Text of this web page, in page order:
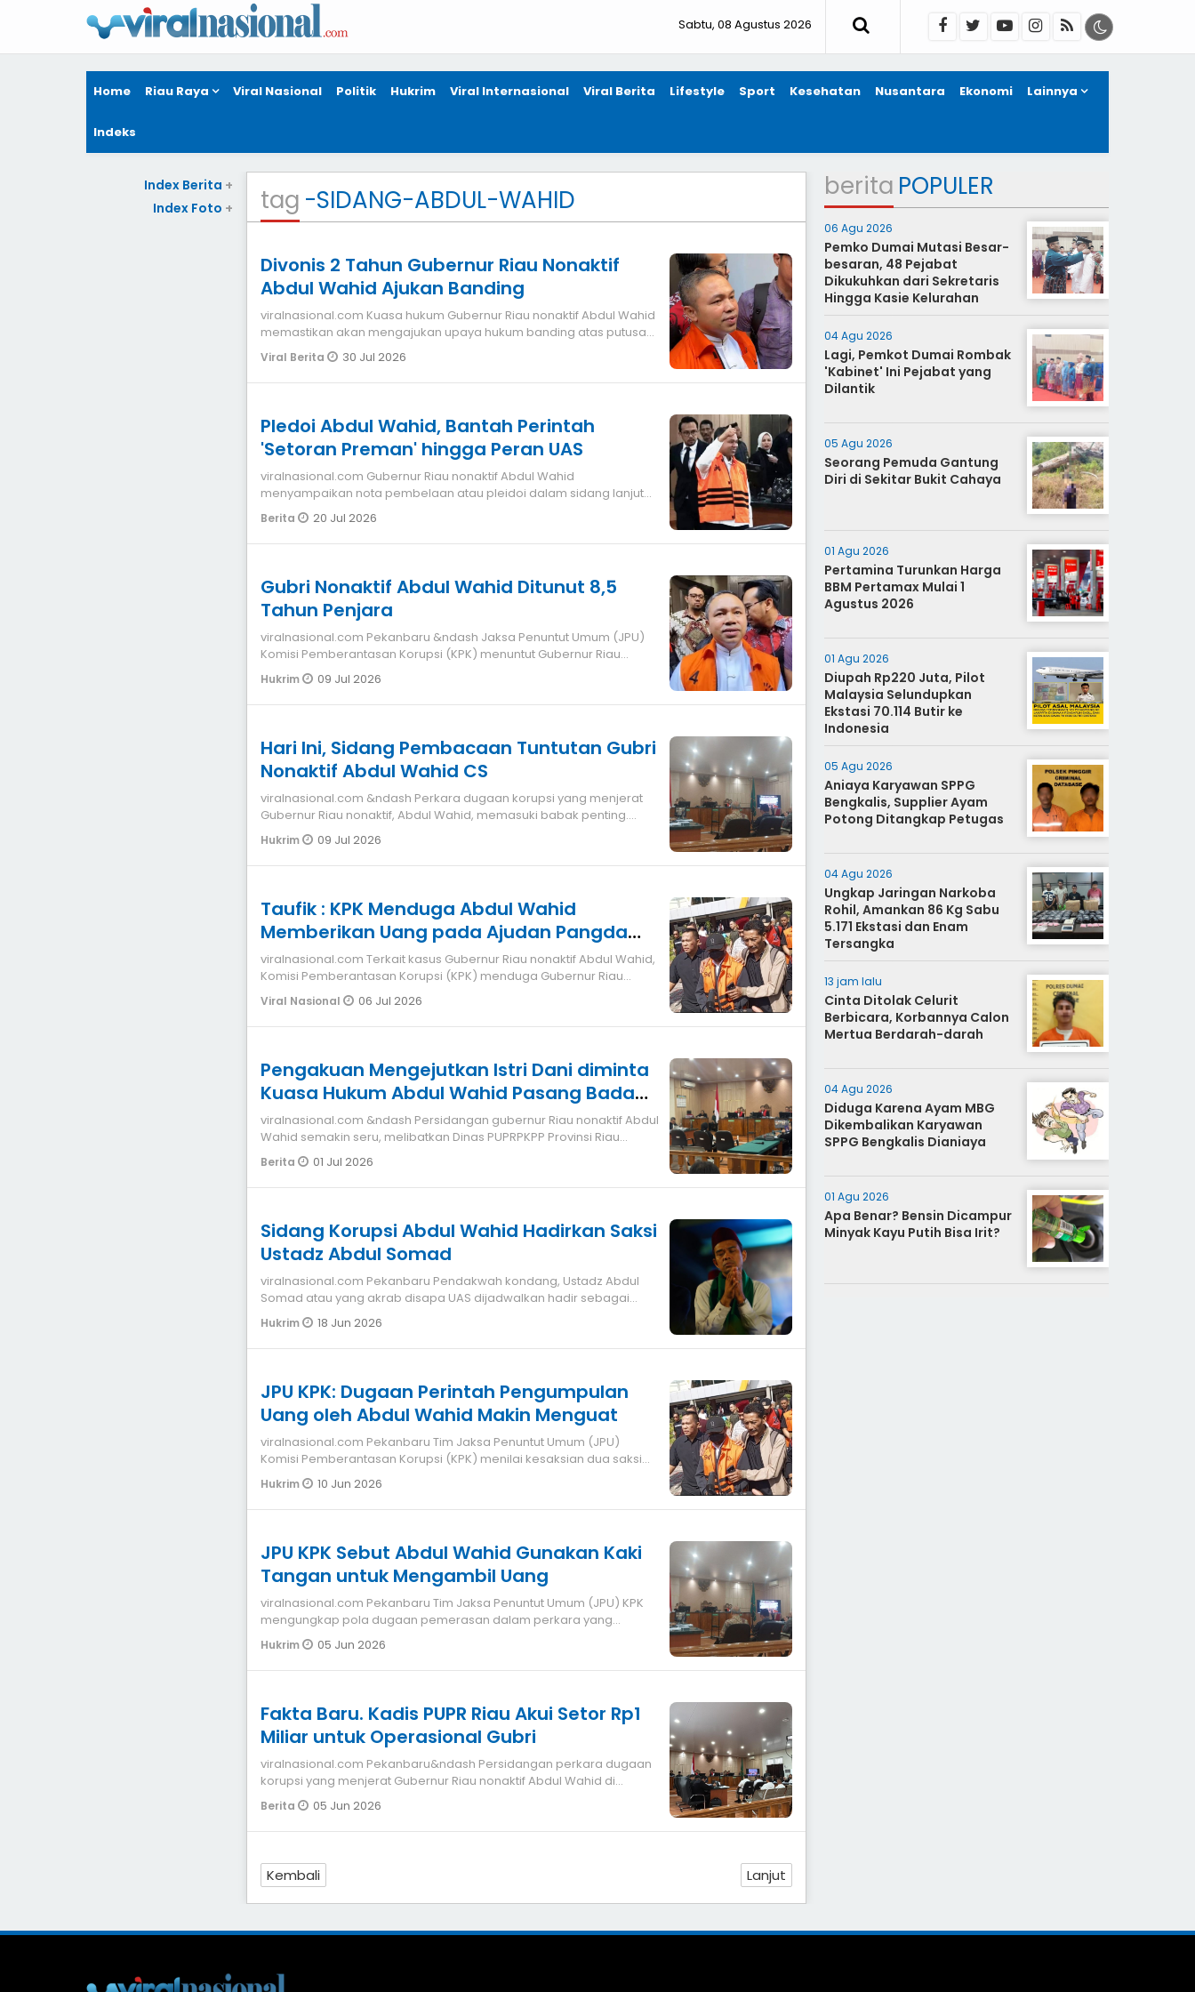
Sabtu, 08 Agustus 2026
Home Riau Raya Viral Nasional Politik Hukrim Viral Internasional Viral Berita Lifestyle Sport Kesehatan Nusantara Ekonomi Lainnya
Indeks
tag -SIDANG-ABDUL-WAHID
Divonis 2 Tahun Gubernur Riau Nonaktif
Abdul Wahid Ajukan Banding
viralnasional.com Kuasa hukum Gubernur Riau nonaktif Abdul Wahid
memastikan akan mengajukan upaya hukum banding atas putusan
Majelis Haki
Viral Berita 30 Jul 2026
Pledoi Abdul Wahid, Bantah Perintah
'Setoran Preman' hingga Peran UAS
viralnasional.com Gubernur Riau nonaktif Abdul Wahid
menyampaikan nota pembelaan atau pleidoi dalam sidang lanjutan
kasus dugaan korupsi
Berita 20 Jul 2026
Gubri Nonaktif Abdul Wahid Ditunut 8,5
Tahun Penjara
viralnasional.com Pekanbaru &ndash Jaksa Penuntut Umum (JPU)
Komisi Pemberantasan Korupsi (KPK) menuntut Gubernur Riau
nonaktif Abdul Wahi
Hukrim 09 Jul 2026
Hari Ini, Sidang Pembacaan Tuntutan Gubri
Nonaktif Abdul Wahid CS
viralnasional.com &ndash Perkara dugaan korupsi yang menjerat
Gubernur Riau nonaktif, Abdul Wahid, memasuki babak penting.
Setelah seluruh
Hukrim 09 Jul 2026
Taufik : KPK Menduga Abdul Wahid
Memberikan Uang pada Ajudan Pangdam
XIX/TT
viralnasional.com Terkait kasus Gubernur Riau nonaktif Abdul Wahid,
Komisi Pemberantasan Korupsi (KPK) menduga Gubernur Riau
nonaktif Abd
Viral Nasional 06 Jul 2026
Pengakuan Mengejutkan Istri Dani diminta
Kuasa Hukum Abdul Wahid Pasang Badan
untuk Kasus Gubri Nonaktif
viralnasional.com &ndash Persidangan gubernur Riau nonaktif Abdul
Wahid semakin seru, melibatkan Dinas PUPRPKPP Provinsi Riau
kembali men
Berita 01 Jul 2026
Sidang Korupsi Abdul Wahid Hadirkan Saksi
Ustadz Abdul Somad
viralnasional.com Pekanbaru Pendakwah kondang, Ustadz Abdul
Somad atau yang akrab disapa UAS dijadwalkan hadir sebagai
saksi dalam lanjuta
Hukrim 18 Jun 2026
JPU KPK: Dugaan Perintah Pengumpulan
Uang oleh Abdul Wahid Makin Menguat
viralnasional.com Pekanbaru Tim Jaksa Penuntut Umum (JPU)
Komisi Pemberantasan Korupsi (KPK) menilai kesaksian dua saksi
mahkota, Dani M
Hukrim 10 Jun 2026
JPU KPK Sebut Abdul Wahid Gunakan Kaki
Tangan untuk Mengambil Uang
viralnasional.com Pekanbaru Tim Jaksa Penuntut Umum (JPU) KPK
mengungkap pola dugaan pemerasan dalam perkara yang
menjerat Gubernur Riau
Hukrim 05 Jun 2026
Fakta Baru. Kadis PUPR Riau Akui Setor Rp1
Miliar untuk Operasional Gubri
viralnasional.com Pekanbaru&ndash Persidangan perkara dugaan
korupsi yang menjerat Gubernur Riau nonaktif Abdul Wahid di
Pengadilan Tipik
Berita 05 Jun 2026
Kembali Lanjut
Index Berita +
Index Foto +
berita POPULER
06 Agu 2026
Pemko Dumai Mutasi Besar-
besaran, 48 Pejabat
Dikukuhkan dari Sekretaris
Hingga Kasie Kelurahan
04 Agu 2026
Lagi, Pemkot Dumai Rombak
'Kabinet' Ini Pejabat yang
Dilantik
05 Agu 2026
Seorang Pemuda Gantung
Diri di Sekitar Bukit Cahaya
01 Agu 2026
Pertamina Turunkan Harga
BBM Pertamax Mulai 1
Agustus 2026
01 Agu 2026
Diupah Rp220 Juta, Pilot
Malaysia Selundupkan
Ekstasi 70.114 Butir ke
Indonesia
05 Agu 2026
Aniaya Karyawan SPPG
Bengkalis, Supplier Ayam
Potong Ditangkap Petugas
04 Agu 2026
Ungkap Jaringan Narkoba
Rohil, Amankan 86 Kg Sabu
5.171 Ekstasi dan Enam
Tersangka
13 jam lalu
Cinta Ditolak Celurit
Berbicara, Korbannya Calon
Mertua Berdarah-darah
04 Agu 2026
Diduga Karena Ayam MBG
Dikembalikan Karyawan
SPPG Bengkalis Dianiaya
01 Agu 2026
Apa Benar? Bensin Dicampur
Minyak Kayu Putih Bisa Irit?